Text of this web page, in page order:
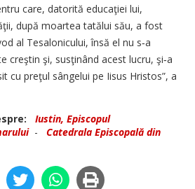
care, datorită educaţiei lui,
după moartea tatălui său, a fost
al Tesalonicului, însă el nu s‑a
creştin şi, susţinând acest lucru, şi‑a
cu preţul sângelui pe Iisus Hristos”, a
Iustin, Episcopul
- Catedrala Episcopală din